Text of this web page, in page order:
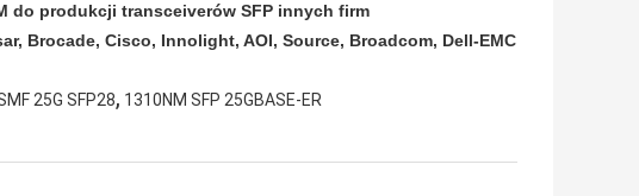
do produkcji transceiverów SFP innych firm
Brocade, Cisco, Innolight, AOI, Source, Broadcom, Dell-EMC
25G SFP28, 1310NM SFP 25GBASE-ER